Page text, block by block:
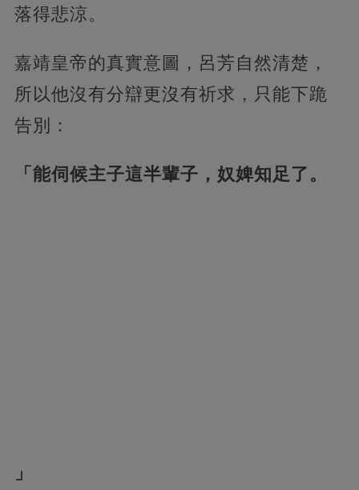
落得悲涼。
嘉靖皇帝的真實意圖，呂芳自然清楚，
所以他沒有分辯更沒有祈求，只能下跪
告別：
「能伺候主子這半輩子，奴婢知足了。
」